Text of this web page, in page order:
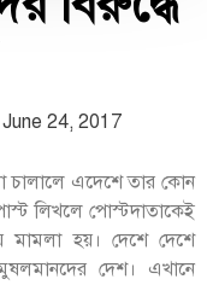
June 24, 2017
চালালে এদেশে তার কোন
লিখলে পোস্টদাতাকেই
মামলা হয়। দেশে দেশে
দেশ। এখানে